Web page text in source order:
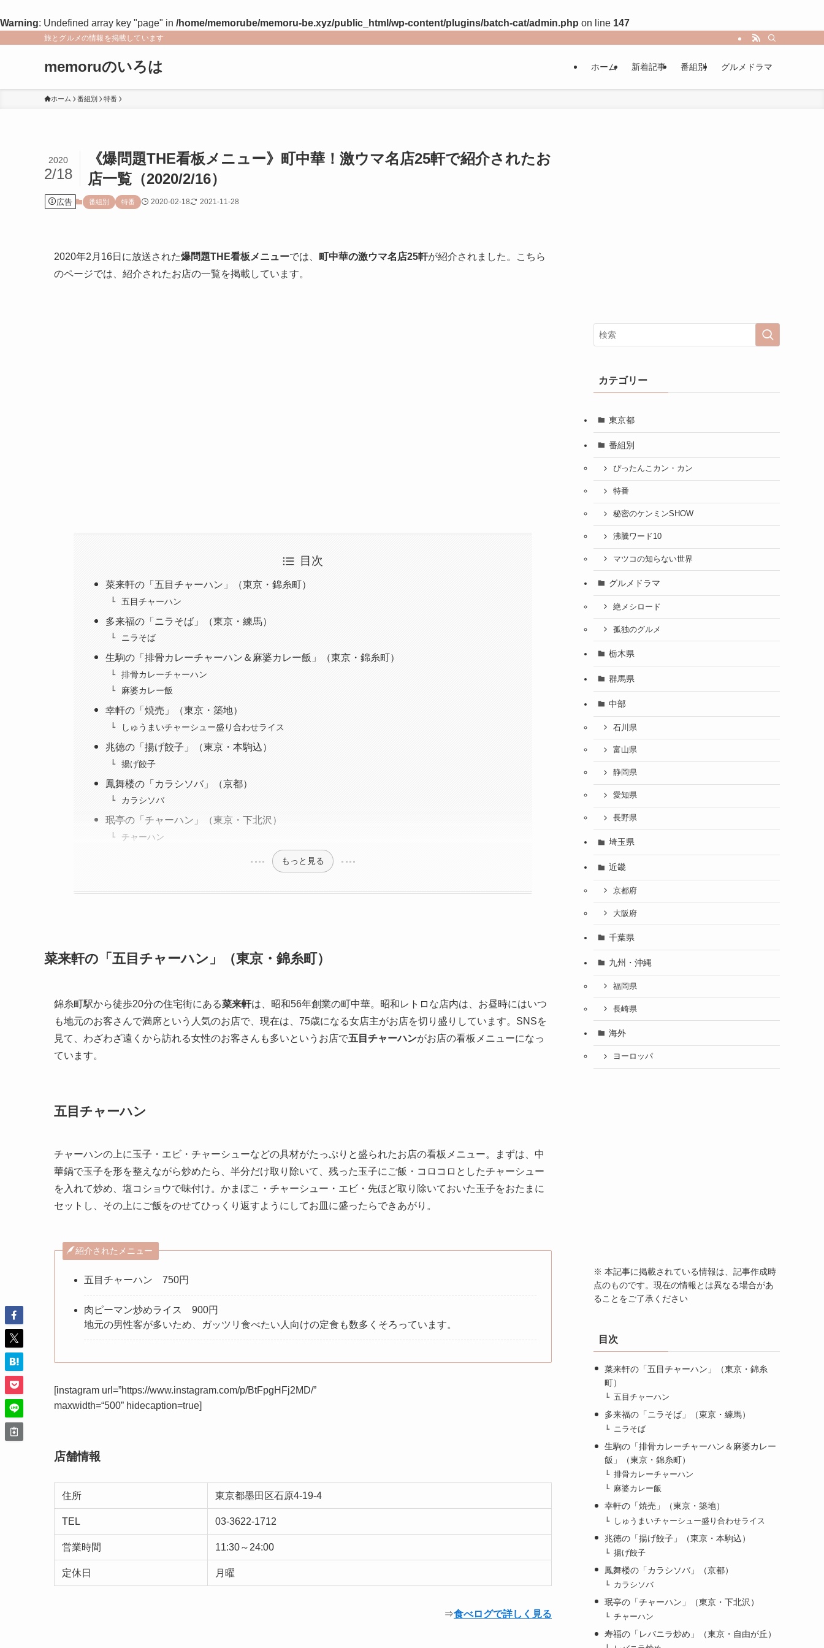
Warning: Undefined array key "page" in /home/memorube/memoru-be.xyz/public_html/wp-content/plugins/batch-cat/admin.php on line 147
旅とグルメの情報を掲載しています
memoruのいろは ホーム 新着記事 番組別 グルメドラマ
ホーム 番組別 特番
《爆問題THE看板メニュー》町中華！激ウマ名店25軒で紹介されたお
店一覧（2020/2/16）
2020
2/18
広告 番組別 特番 2020-02-18 2021-11-28
2020年2月16日に放送された爆問題THE看板メニューでは、 町中華の激ウマ名店25軒が紹介されました。こちら
のページでは、紹介されたお店の一覧を掲載しています。
目次
菜来軒の「五目チャーハン」（東京・錦糸町）
五目チャーハン
多来福の「ニラそば」（東京・練馬）
ニラそば
生駒の「排骨カレーチャーハン＆麻婆カレー飯」（東京・錦糸町）
排骨カレーチャーハン
麻婆カレー飯
幸軒の「焼売」（東京・築地）
しゅうまいチャーシュー盛り合わせライス
兆徳の「揚げ餃子」（東京・本駒込）
揚げ餃子
鳳舞楼の「カラシソバ」（京都）
カラシソバ
珉亭の「チャーハン」（東京・下北沢）
チャーハン
もっと見る
菜来軒の「五目チャーハン」（東京・錦糸町）
錦糸町駅から徒歩20分の住宅街にある菜来軒は、昭和56年創業の町中華。昭和レトロな店内は、お昼時にはいつ
も地元のお客さんで満席という人気のお店で、現在は、75歳になる女店主がお店を切り盛りしています。SNSを
見て、わざわざ遠くから訪れる女性のお客さんも多いというお店で五目チャーハンがお店の看板メニューになっ
ています。
五目チャーハン
チャーハンの上に玉子・エビ・チャーシューなどの具材がたっぷりと盛られたお店の看板メニュー。まずは、中
華鍋で玉子を形を整えながら炒めたら、半分だけ取り除いて、残った玉子にご飯・コロコロとしたチャーシュー
を入れて炒め、塩コショウで味付け。かまぼこ・チャーシュー・エビ・先ほど取り除いておいた玉子をおたまに
セットし、その上にご飯をのせてひっくり返すようにしてお皿に盛ったらできあがり。
紹介されたメニュー
五目チャーハン 750円
肉ピーマン炒めライス 900円
地元の男性客が多いため、ガッツリ食べたい人向けの定食も数多くそろっています。
[instagram url=”https://www.instagram.com/p/BtFpgHFj2MD/”
maxwidth=“500” hidecaption=true
店舗情報
住所 東京都墨田区石原4-19-4
TEL 03-3622-1712
営業時間 11:30～24:00
定休日 月曜
⇒食べログで詳しく見る
カテゴリー
東京都
番組別
ぴったんこカン・カン
特番
秘密のケンミンSHOW
沸騰ワード10
マツコの知らない世界
グルメドラマ
絶メシロード
孤独のグルメ
栃木県
群馬県
中部
石川県
富山県
静岡県
愛知県
長野県
埼玉県
近畿
京都府
大阪府
千葉県
九州・沖縄
福岡県
長崎県
海外
ヨーロッパ
※ 本記事に掲載されている情報は、記事作成時
点のものです。現在の情報とは異なる場合があ
ることをご了承ください
目次
菜来軒の「五目チャーハン」（東京・錦糸
町）
五目チャーハン
多来福の「ニラそば」（東京・練馬）
ニラそば
生駒の「排骨カレーチャーハン＆麻婆カレー
飯」（東京・錦糸町）
排骨カレーチャーハン
麻婆カレー飯
幸軒の「焼売」（東京・築地）
しゅうまいチャーシュー盛り合わせライス
兆徳の「揚げ餃子」（東京・本駒込）
揚げ餃子
鳳舞楼の「カラシソバ」（京都）
カラシソバ
珉亭の「チャーハン」（東京・下北沢）
チャーハン
寿福の「レバニラ炒め」（東京・自由が丘）